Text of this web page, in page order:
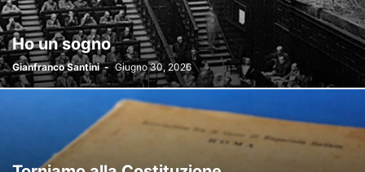
Ho un sogno
Gianfranco Santini - Giugno 30, 2026